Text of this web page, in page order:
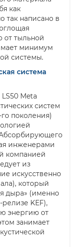
как
так написано в
от тыльной
минимум
системы.
система
Meta
систем
поколения)
Абсорбирующего
инженерами
компанией
из
искусственно
который
дыра» (именно
KEF),
энергию от
занимает